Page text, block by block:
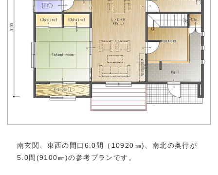
南玄関、東西の間口6.0間（10920㎜)、南北の奥行が
5.0間(9100㎜)の参考プランです。